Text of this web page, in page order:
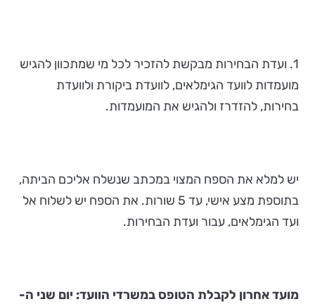
1. ועדת הבחירות מבקשת להזכיר לכל מי שמתכוון להגיש
מועמדות לוועד הגימלאים, לוועדת ביקורת ולוועדת
בחירות, להזדרז ולהגיש את המועמדות.
יש למלא את הספח המצוי במכתב שנשלח אליכם הביתה,
בתוספת מצע אישי, עד 5 שורות. את הספח יש לשלוח אל
ועד הגימלאים, עבור ועדת הבחירות.
מועד אחרון לקבלת הטופס במשרדי הוועד: יום שני ה-